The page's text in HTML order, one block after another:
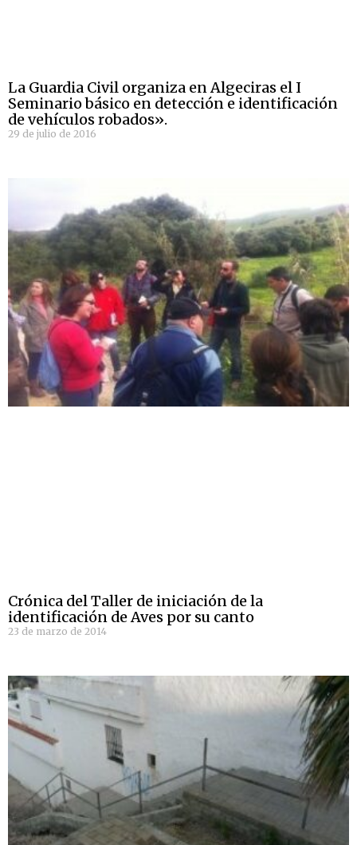
La Guardia Civil organiza en Algeciras el I
Seminario básico en detección e identificación
de vehículos robados».
29 de julio de 2016
Crónica del Taller de iniciación de la
identificación de Aves por su canto
23 de marzo de 2014